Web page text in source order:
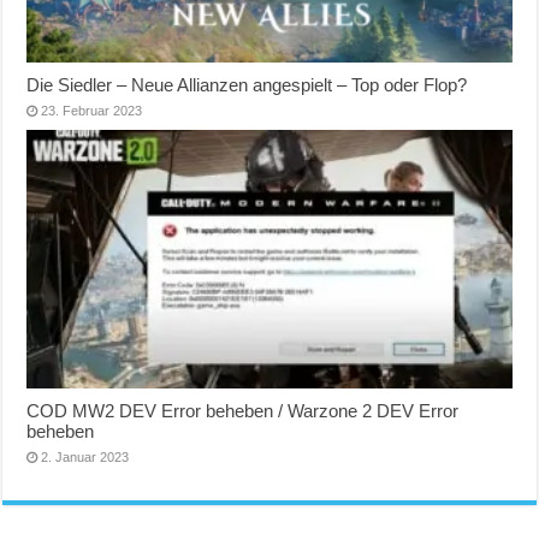
Die Siedler – Neue Allianzen angespielt – Top oder Flop?
23. Februar 2023
COD MW2 DEV Error beheben / Warzone 2 DEV Error
beheben
2. Januar 2023